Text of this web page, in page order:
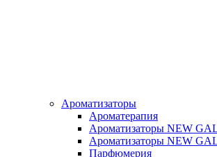
Ароматизаторы
Ароматерапия
Ароматизаторы NEW
Ароматизаторы NEW
Парфюмерия